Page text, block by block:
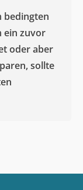
bedingten
ein zuvor
oder aber
sollte